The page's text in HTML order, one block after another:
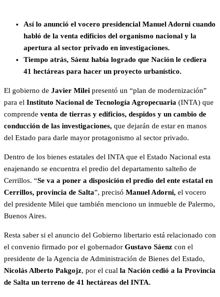
Así lo anunció el vocero presidencial Manuel Adorni cuando
habló de la venta edificios del organismo nacional y la
apertura al sector privado en investigaciones.
Tiempo atrás, Sáenz había logrado que Nación le cediera
41 hectáreas para hacer un proyecto urbanístico.
El gobierno de Javier Milei presentó un “plan de modernización”
para el Instituto Nacional de Tecnología Agropecuaria (INTA) que
comprende venta de tierras y edificios, despidos y un cambio de
conducción de las investigaciones, que dejarán de estar en manos
del Estado para darle mayor protagonismo al sector privado.
Dentro de los bienes estatales del INTA que el Estado Nacional esta
enajenando se encuentra el predio del departamento salteño de
Cerrillos. “Se va a poner a disposición el predio del ente estatal en
Cerrillos, provincia de Salta”, precisó Manuel Adorni, el vocero
del presidente Milei que también menciono un inmueble de Palermo,
Buenos Aires.
Resta saber si el anuncio del Gobierno libertario está relacionado con
el convenio firmado por el gobernador Gustavo Sáenz con el
presidente de la Agencia de Administración de Bienes del Estado,
Nicolás Alberto Pakgojz, por el cual la Nación cedió a la Provincia
de Salta un terreno de 41 hectáreas del INTA.